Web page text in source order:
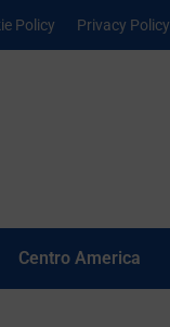
Policy Privacy Policy
Centro America